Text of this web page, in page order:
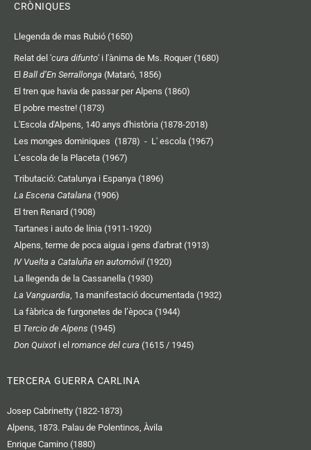
CRÒNIQUES
Llegenda de mas Rubió (1650)
Relat del 'cura difunto' i l'ànima de Ms. Roquer (1680)
El Ball d’En Serrallonga (Mataró, 1856)
El tren que havia de passar per Alpens (1860)
El pobre mestre! (1873)
L'Escola d'Alpens, 140 anys d'història (1878-2018)
Les monges dominiques (1878) - L' escola (1967)
L’escola de la Placeta (1967)
Tributació: Catalunya i Espanya (1896)
La Escena Catalana (1906)
El tren Renard (1908)
Tartanes i auto de línia (1911-1920)
Alpens, terme de poca aigua i gens d'arbrat (1913)
IV Vuelta a Cataluña en automóvil (1920)
La llegenda de la Cassanella (1930)
La Vanguardia, 1a manifestació documentada (1932)
La fàbrica de furgonetes de l’època (1944)
El Tercio de Alpens (1945)
Don Quixot i el romance del cura (1615 / 1945)
TERCERA GUERRA CARLINA
Josep Cabrinetty (1822-1873)
Alpens, 1873. Palau de Polentinos, Àvila
Enrique Camino (1880)